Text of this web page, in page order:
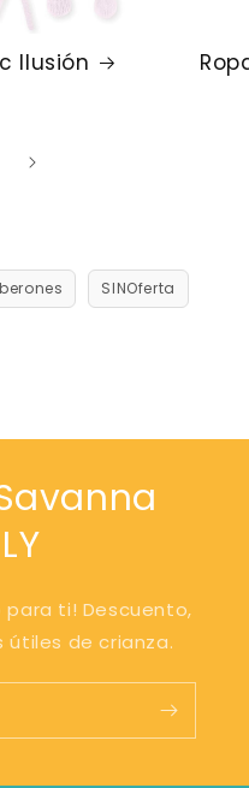
Ilusión
SINOferta
para ti! Descuento,
útiles de crianza.